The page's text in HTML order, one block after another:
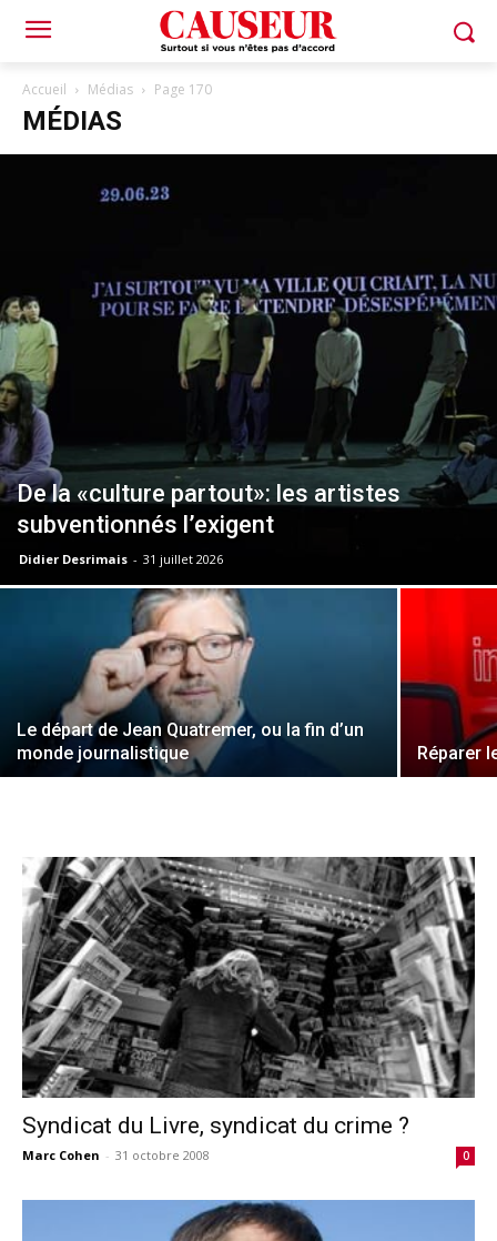
Accueil Médias Page 170
MÉDIAS
De la «culture partout»: les artistes
subventionnés l’exigent
Didier Desrimais - 31 juillet 2026
Le départ de Jean Quatremer, ou la fin d’un
monde journalistique
Réparer
Syndicat du Livre, syndicat du crime ?
Marc Cohen - 31 octobre 2008 0